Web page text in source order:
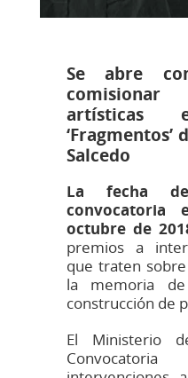
Se abre
comisionar
Salcedo
La fecha
octubre de
premios a
que traten
la memoria
construcción de
El Ministerio